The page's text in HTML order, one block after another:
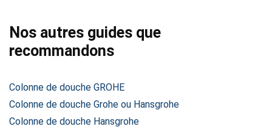
Nos autres guides que
recommandons
Colonne de douche GROHE
Colonne de douche Grohe ou Hansgrohe
Colonne de douche Hansgrohe